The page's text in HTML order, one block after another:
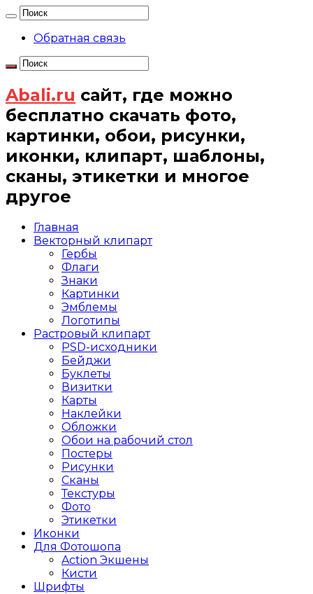
Обратная связь
Abali.ru сайт, где можно
бесплатно скачать фото,
картинки, обои, рисунки,
иконки, клипарт, шаблоны,
сканы, этикетки и многое
другое
Главная
Векторный клипарт
Гербы
Флаги
Знаки
Картинки
Эмблемы
Логотипы
Растровый клипарт
PSD-исходники
Бейджи
Буклеты
Визитки
Карты
Наклейки
Обложки
Обои на рабочий стол
Постеры
Рисунки
Сканы
Текстуры
Фото
Этикетки
Иконки
Для Фотошопа
Action Экшены
Кисти
Шрифты